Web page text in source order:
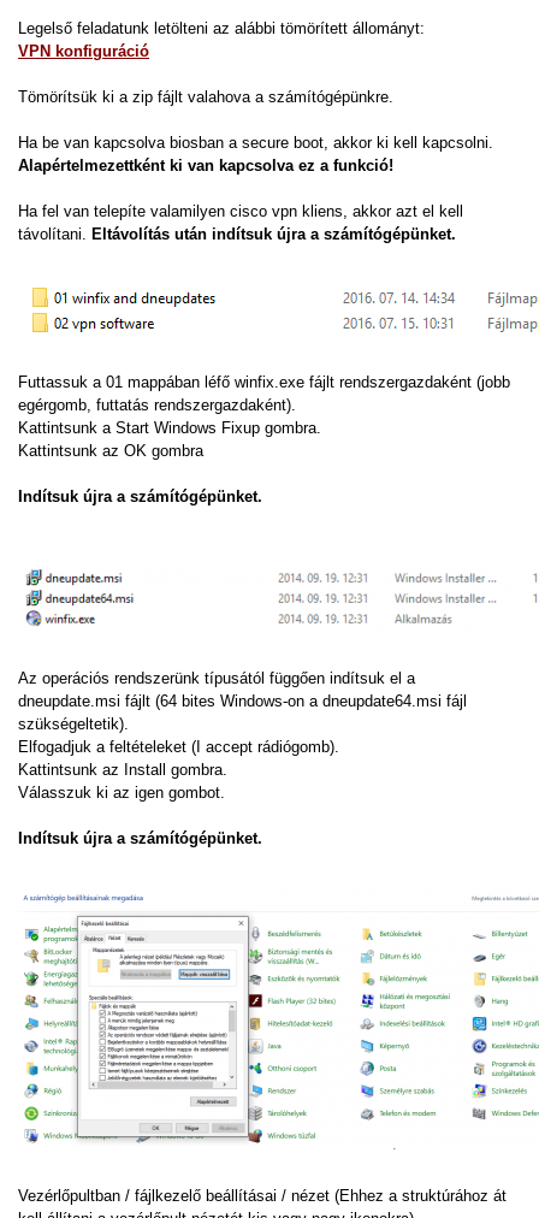
Legelső feladatunk letölteni az alábbi tömörített állományt:
VPN konfiguráció
Tömörítsük ki a zip fájlt valahova a számítógépünkre.
Ha be van kapcsolva biosban a secure boot, akkor ki kell kapcsolni.
Alapértelmezettként ki van kapcsolva ez a funkció!
Ha fel van telepíte valamilyen cisco vpn kliens, akkor azt el kell
távolítani. Eltávolítás után indítsuk újra a számítógépünket.
Futtassuk a 01 mappában léfő winfix.exe fájlt rendszergazdaként (jobb
egérgomb, futtatás rendszergazdaként).
Kattintsunk a Start Windows Fixup gombra.
Kattintsunk az OK gombra
Indítsuk újra a számítógépünket.
Az operációs rendszerünk típusától függően indítsuk el a
dneupdate.msi fájlt (64 bites Windows-on a dneupdate64.msi fájl
szükségeltetik).
Elfogadjuk a feltételeket (I accept rádiógomb).
Kattintsunk az Install gombra.
Válasszuk ki az igen gombot.
Indítsuk újra a számítógépünket.
Vezérlőpultban / fájlkezelő beállításai / nézet (Ehhez a struktúrához át